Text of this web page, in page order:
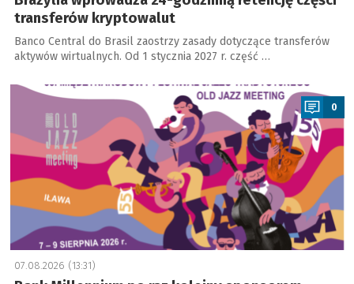
transferów kryptowalut
Banco Central do Brasil zaostrzy zasady dotyczące transferów
aktywów wirtualnych. Od 1 stycznia 2027 r. część …
a
0
07.08.2026 (13:31)